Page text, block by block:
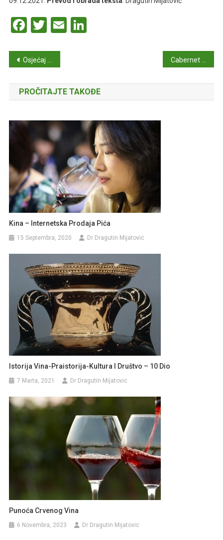
Facebook
Twitter
EmailLinkedIn
Navigacija
članaka
Osjećaj mirisa i vid
PROČITAJTE TAKOĐE
Kina – Internetska Prodaja Pića
15 Septembra, 2020 Dr Dragutin Mijatovic
Istorija Vina-Praistorija-Kultura I Društvo – 10 Dio
7 Marta, 2021 Dr Dragutin Mijatovic
Punoća Crvenog Vina
6 Novembra, 2023 Dr Dragutin Mijatovic